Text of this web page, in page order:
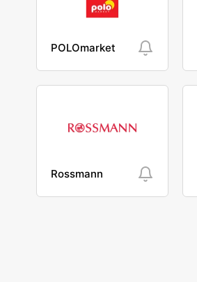
POLOmarket
Rossmann